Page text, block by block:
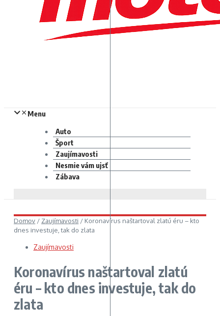
Menu
Auto
Šport
Zaujímavosti
Nesmie vám ujsť
Zábava
Domov / Zaujímavosti / Koronavírus naštartoval zlatú éru – kto
dnes investuje, tak do zlata
Zaujímavosti
Koronavírus naštartoval zlatú
éru – kto dnes investuje, tak do
zlata